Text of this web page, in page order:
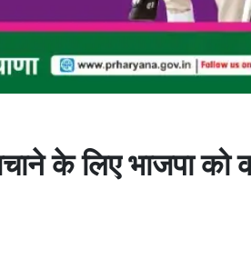
के लिए भाजपा को